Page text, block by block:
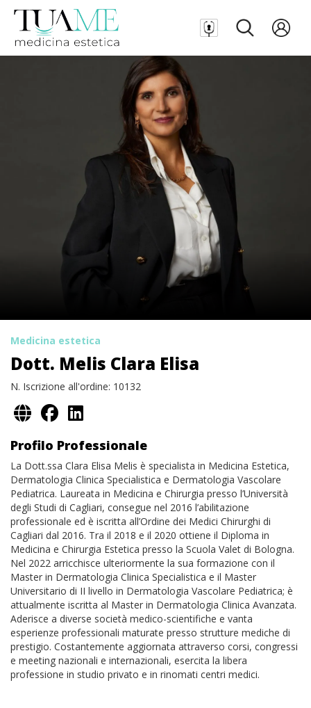
Medicina estetica
Dott. Melis Clara Elisa
N. Iscrizione all'ordine: 10132
Profilo Professionale
La Dott.ssa Clara Elisa Melis è specialista in Medicina Estetica,
Dermatologia Clinica Specialistica e Dermatologia Vascolare
Pediatrica. Laureata in Medicina e Chirurgia presso l’Università
degli Studi di Cagliari, consegue nel 2016 l’abilitazione
professionale ed è iscritta all’Ordine dei Medici Chirurghi di
Cagliari dal 2016. Tra il 2018 e il 2020 ottiene il Diploma in
Medicina e Chirurgia Estetica presso la Scuola Valet di Bologna.
Nel 2022 arricchisce ulteriormente la sua formazione con il
Master in Dermatologia Clinica Specialistica e il Master
Universitario di II livello in Dermatologia Vascolare Pediatrica; è
attualmente iscritta al Master in Dermatologia Clinica Avanzata.
Aderisce a diverse società medico-scientifiche e vanta
esperienze professionali maturate presso strutture mediche di
prestigio. Costantemente aggiornata attraverso corsi, congressi
e meeting nazionali e internazionali, esercita la libera
professione in studio privato e in rinomati centri medici.